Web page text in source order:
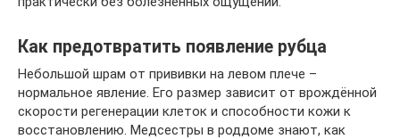
Как предотвратить появление рубца
Небольшой шрам от прививки на левом плече –
нормальное явление. Его размер зависит от врождённой
скорости регенерации клеток и способности кожи к
восстановлению. Медсестры в роддоме знают, как